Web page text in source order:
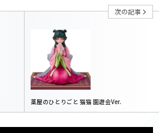
次の記事
薬屋のひとりごと 猫猫 園遊会Ver.